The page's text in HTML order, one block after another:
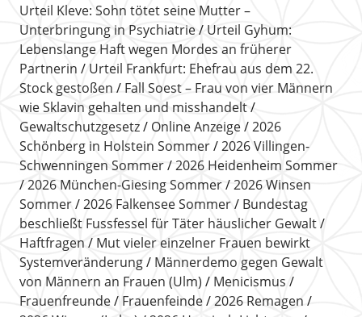
Urteil Kleve: Sohn tötet seine Mutter –
Unterbringung in Psychiatrie
Urteil Gyhum:
Lebenslange Haft wegen Mordes an früherer
Partnerin
Urteil Frankfurt: Ehefrau aus dem 22.
Stock gestoßen
Fall Soest – Frau von vier Männern
wie Sklavin gehalten und misshandelt
Gewaltschutzgesetz
Online Anzeige
2026
Schönberg in Holstein Sommer
2026 Villingen-
Schwenningen Sommer
2026 Heidenheim Sommer
2026 München-Giesing Sommer
2026 Winsen
Sommer
2026 Falkensee Sommer
Bundestag
beschließt Fussfessel für Täter häuslicher Gewalt
Haftfragen
Mut vieler einzelner Frauen bewirkt
Systemveränderung
Männerdemo gegen Gewalt
von Männern an Frauen (Ulm)
Menicismus
Frauenfreunde
Frauenfeinde
2026 Remagen